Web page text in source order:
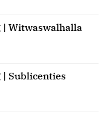
Witwaswalhalla
Sublicenties